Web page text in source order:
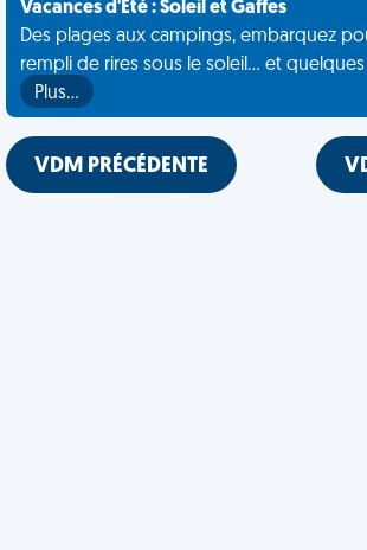
Vacances d'Été : Soleil et Gaffes
Des plages aux campings, embarquez
rempli de rires sous le soleil... et
Plus…
VDM PRÉCÉDENTE